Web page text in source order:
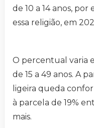
de 10 a 14 anos,
essa religião, em
O percentual varia
de 15 a 49 anos. A
ligeira queda
à parcela de 19%
mais.